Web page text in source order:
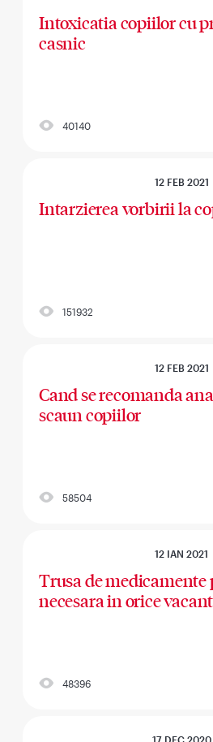
Intoxicatia copiilor cu
casnic
40140
12 FEB 2021
Intarzierea vorbirii la
151932
12 FEB 2021
Cand se recomanda
scaun copiilor
58504
12 IAN 2021
Trusa de medicamente
necesara in orice
48396
17 DEC 2020